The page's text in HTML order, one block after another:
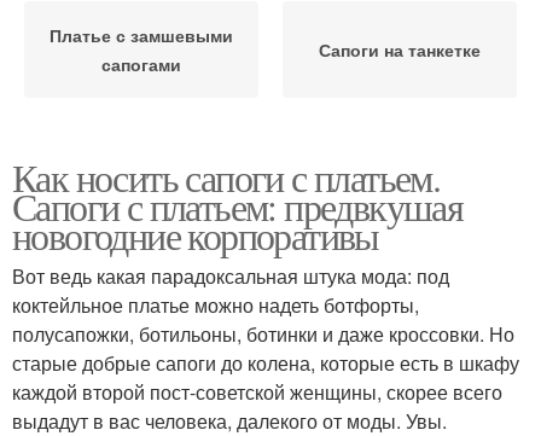
Платье с замшевыми
сапогами
Сапоги на танкетке
Как носить сапоги с платьем.
Сапоги с платьем: предвкушая
новогодние корпоративы
Вот ведь какая парадоксальная штука мода: под
коктейльное платье можно надеть ботфорты,
полусапожки, ботильоны, ботинки и даже кроссовки. Но
старые добрые сапоги до колена, которые есть в шкафу
каждой второй пост-советской женщины, скорее всего
выдадут в вас человека, далекого от моды. Увы.